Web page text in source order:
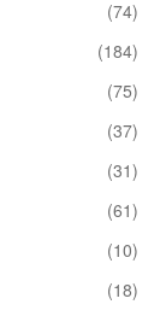
(74)
(184)
(75)
(37)
(31)
(61)
(10)
(18)